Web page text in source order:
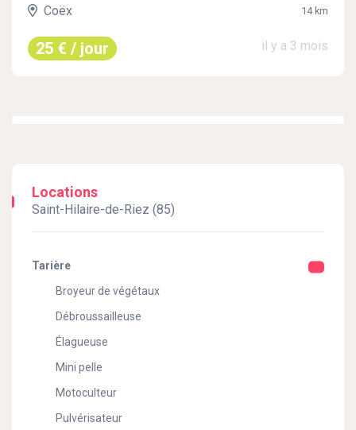
Coëx
14 km
25 € / jour il y a 3 mois
Locations
Saint-Hilaire-de-Riez (85)
Tarière
Broyeur de végétaux
Débroussailleuse
Élagueuse
Mini pelle
Motoculteur
Pulvérisateur